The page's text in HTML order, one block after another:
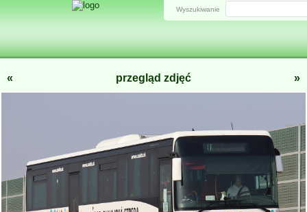
« przegląd zdjęć »
Wyszukiwanie